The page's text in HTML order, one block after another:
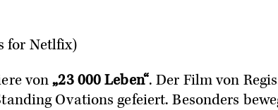
for Netlfix)
von„23 000 Leben“. Der Film von
Ovations gefeiert. Besonders